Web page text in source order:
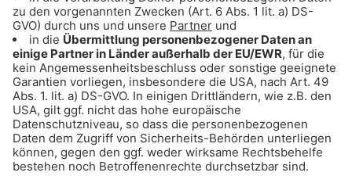
Purple Disco Machine Ft. Moss Kena & The
Knocks - Fireworks
Mikes Hit-Tipp